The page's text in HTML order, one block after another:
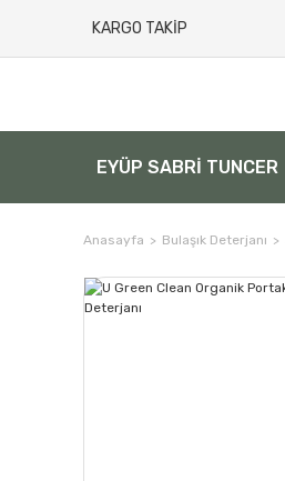
KARGO TAKİP
EYÜP SABRİ TUNCER
Anasayfa Bulaşık Deterjanı